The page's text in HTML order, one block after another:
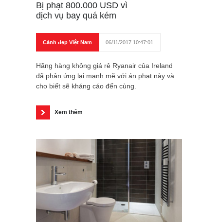
Bị phạt 800.000 USD vì
dịch vụ bay quá kém
Cảnh đẹp Việt Nam 06/11/2017 10:47:01
Hãng hàng không giá rẻ Ryanair của Ireland
đã phản ứng lại mạnh mẽ với án phạt này và
cho biết sẽ kháng cáo đến cùng.
Xem thêm